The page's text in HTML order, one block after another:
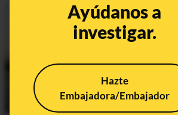
Ayúdanos a
investigar.
Hazte
Embajadora/Embajador
Contexto y evidencias